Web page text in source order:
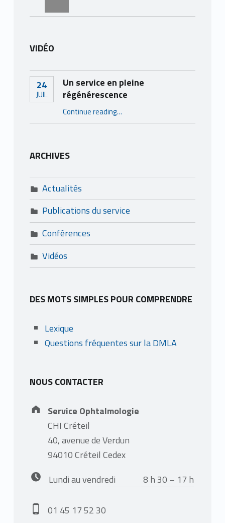
VIDÉO
24
JUIL
Un service en pleine
régénérescence
Continue reading“Un service en pleine régénérescence”
…
ARCHIVES
Actualités
Publications du service
Conférences
Vidéos
DES MOTS SIMPLES POUR COMPRENDRE
Lexique
Questions fréquentes sur la DMLA
NOUS CONTACTER
Address:
Service Ophtalmologie
CHI Créteil
40, avenue de Verdun
94010 Créteil Cedex
Business hours:
Lundi au vendredi 8 h 30 – 17 h
Phone number:
01 45 17 52 30